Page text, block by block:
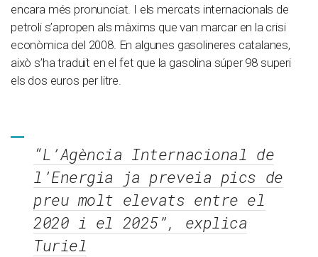
encara més pronunciat. I els mercats internacionals de
petroli s’apropen als màxims que van marcar en la crisi
econòmica del 2008. En algunes gasolineres catalanes,
això s’ha traduït en el fet que la gasolina súper 98 superi
els dos euros per litre.
“L’Agència Internacional de
l’Energia ja preveia pics de
preu molt elevats entre el
2020 i el 2025”, explica
Turiel